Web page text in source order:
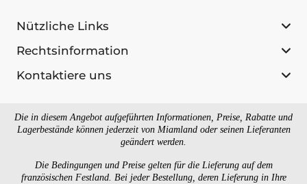
Nützliche Links
Rechtsinformation
Kontaktiere uns
Die in diesem Angebot aufgeführten Informationen, Preise, Rabatte und
Lagerbestände können jederzeit von Miamland oder seinen Lieferanten
geändert werden.
Die Bedingungen und Preise gelten für die Lieferung auf dem
französischen Festland. Bei jeder Bestellung, deren Lieferung in Ihre